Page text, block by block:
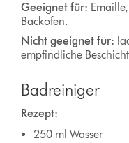
Geeignet für:
Backofen.
Nicht geeignet für:
empfindliche
Badreiniger
Rezept:
250 ml Wasser